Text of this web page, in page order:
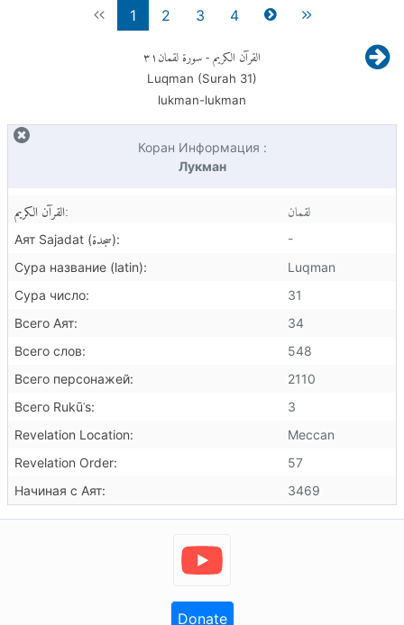
1 2 3 4
القرآن الكريم- سورة لقمان٣١
Luqman (Surah 31)
lukman-lukman
Коран Информация :
Лукман
القرآن الكريم: لقمان
Аят Sajadat (سجدة):
-
Сура название (latin):
Luqman
Сура число:
31
Всего Аят:
34
Всего слов:
548
Всего персонажей:
2110
Всего Rukūʿs:
3
Revelation Location:
Meccan
Revelation Order:
57
Начиная с Аят:
3469
Donate